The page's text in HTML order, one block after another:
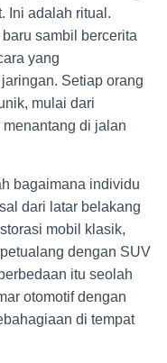
Ini adalah ritual.
sambil bercerita
yang
Setiap orang
mulai dari
di jalan
bagaimana individu
dari latar belakang
mobil klasik,
dengan SUV
itu seolah
otomotif dengan
di tempat